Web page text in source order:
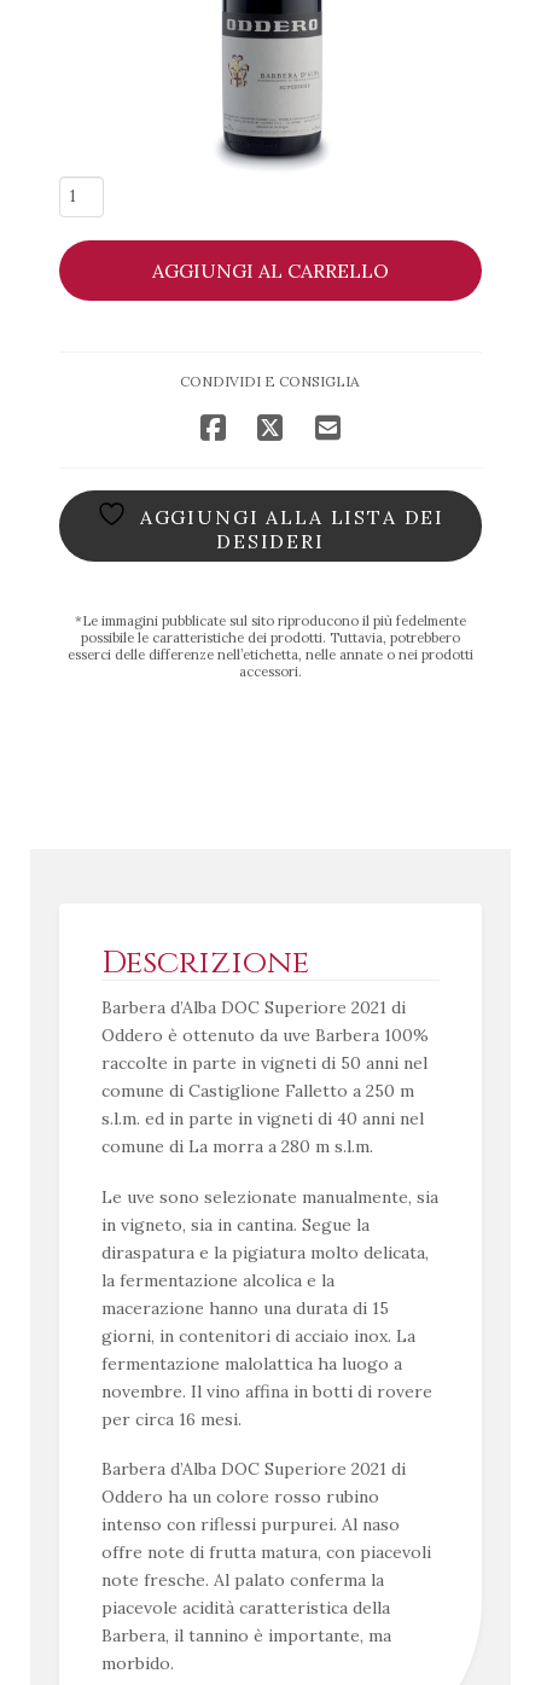
Barbera
d'Alba
DOC
Superiore
2021
AGGIUNGI AL CARRELLO
CONDIVIDI E CONSIGLIA
AGGIUNGI ALLA LISTA DEI
DESIDERI
*Le immagini pubblicate sul sito riproducono il più fedelmente
possibile le caratteristiche dei prodotti. Tuttavia, potrebbero
esserci delle differenze nell’etichetta, nelle annate o nei prodotti
accessori.
Descrizione
Barbera d’Alba DOC Superiore 2021 di
Oddero è ottenuto da uve Barbera 100%
raccolte in parte in vigneti di 50 anni nel
comune di Castiglione Falletto a 250 m
s.l.m. ed in parte in vigneti di 40 anni nel
comune di La morra a 280 m s.l.m.
Le uve sono selezionate manualmente, sia
in vigneto, sia in cantina. Segue la
diraspatura e la pigiatura molto delicata,
la fermentazione alcolica e la
macerazione hanno una durata di 15
giorni, in contenitori di acciaio inox. La
fermentazione malolattica ha luogo a
novembre. Il vino affina in botti di rovere
per circa 16 mesi.
Barbera d’Alba DOC Superiore 2021 di
Oddero ha un colore rosso rubino
intenso con riflessi purpurei. Al naso
offre note di frutta matura, con piacevoli
note fresche. Al palato conferma la
piacevole acidità caratteristica della
Barbera, il tannino è importante, ma
morbido.